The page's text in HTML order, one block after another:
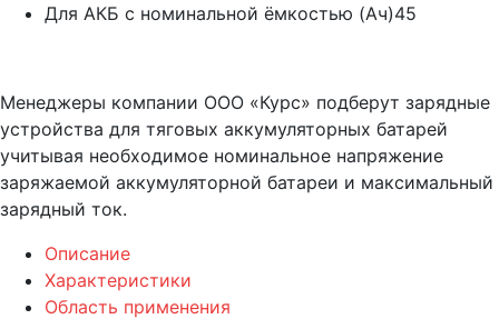
Для АКБ с номинальной ёмкостью (Ач)45
Менеджеры компании ООО «Курс» подберут зарядные
устройства для тяговых аккумуляторных батарей
учитывая необходимое номинальное напряжение
заряжаемой аккумуляторной батареи и максимальный
зарядный ток.
Описание
Характеристики
Область применения